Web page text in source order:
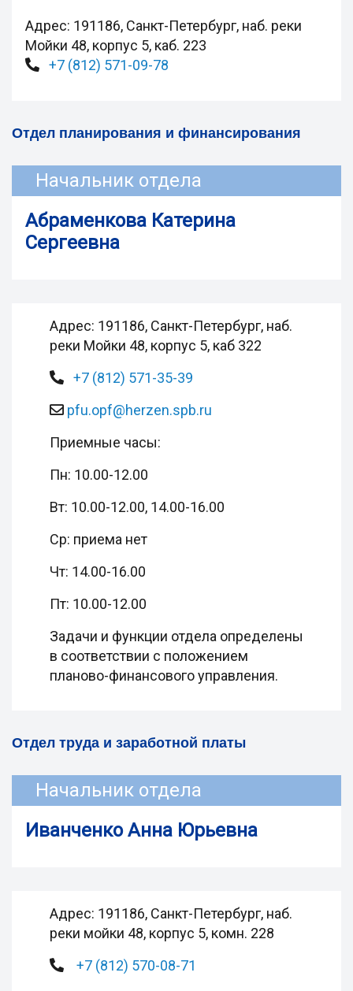
Адрес: 191186, Санкт-Петербург, наб. реки
Мойки 48, корпус 5, каб. 223
+7 (812) 571-09-78
Отдел планирования и финансирования
Начальник отдела
Абраменкова Катерина
Сергеевна
Адрес: 191186, Санкт-Петербург, наб.
реки Мойки 48, корпус 5, каб 322
+7 (812) 571-35-39
pfu.opf@herzen.spb.ru
Приемные часы:
Пн: 10.00-12.00
Вт: 10.00-12.00, 14.00-16.00
Ср: приема нет
Чт: 14.00-16.00
Пт: 10.00-12.00
Задачи и функции отдела определены
в соответствии с положением
планово-финансового управления.
Отдел труда и заработной платы
Начальник отдела
Иванченко Анна Юрьевна
Адрес: 191186, Санкт-Петербург, наб.
реки мойки 48, корпус 5, комн. 228
+7 (812) 570-08-71